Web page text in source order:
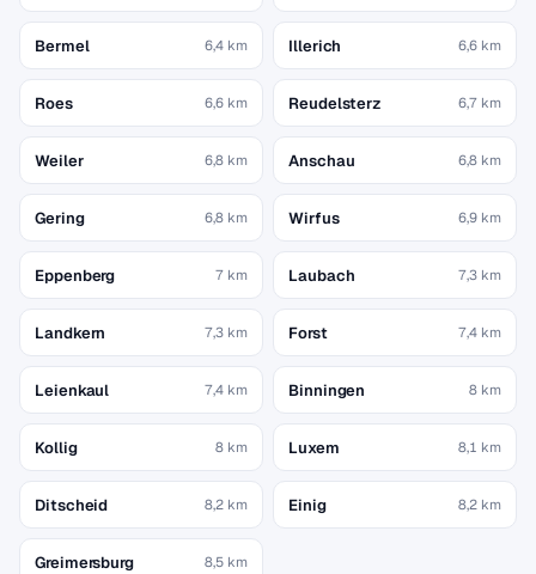
Bermel 6,4 km Illerich 6,6 km
Roes 6,6 km Reudelsterz 6,7 km
Weiler 6,8 km Anschau 6,8 km
Gering 6,8 km Wirfus 6,9 km
Eppenberg 7 km Laubach 7,3 km
Landkern 7,3 km Forst 7,4 km
Leienkaul 7,4 km Binningen 8 km
Kollig 8 km Luxem 8,1 km
Ditscheid 8,2 km Einig 8,2 km
Greimersburg 8,5 km